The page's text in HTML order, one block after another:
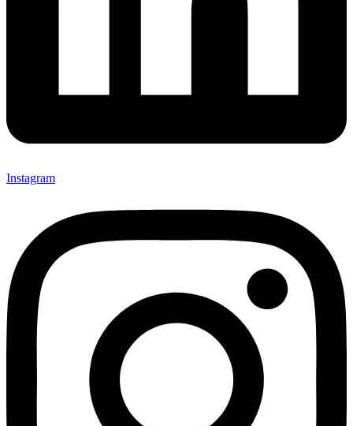
Instagram